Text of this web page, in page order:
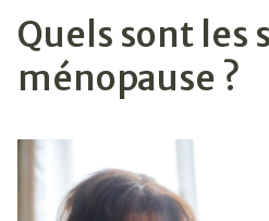
Quels sont les
ménopause ?